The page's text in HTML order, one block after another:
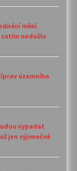
mění
nedošlo
územního
vypadat
jen výjimečně